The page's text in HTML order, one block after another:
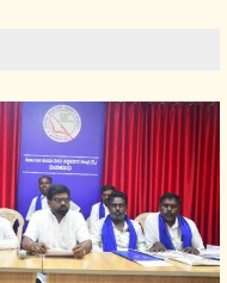
ಅತ್ಯಾಚಾರ ಕೊಲೆ ಪ್ರಕರಣ ದಿನ:
ಅಭಯ ದಿನವನ್ನಾಗಿ ಆಚರಣೆ
August 08, 2026 4:28 pm